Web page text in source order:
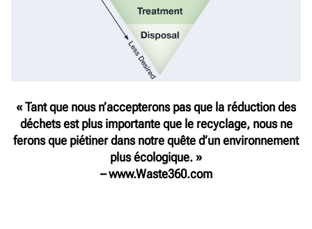
« Tant que nous n’accepterons pas que la réduction des
déchets est plus importante que le recyclage, nous ne
ferons que piétiner dans notre quête d’un environnement
plus écologique. »
– www.Waste360.com